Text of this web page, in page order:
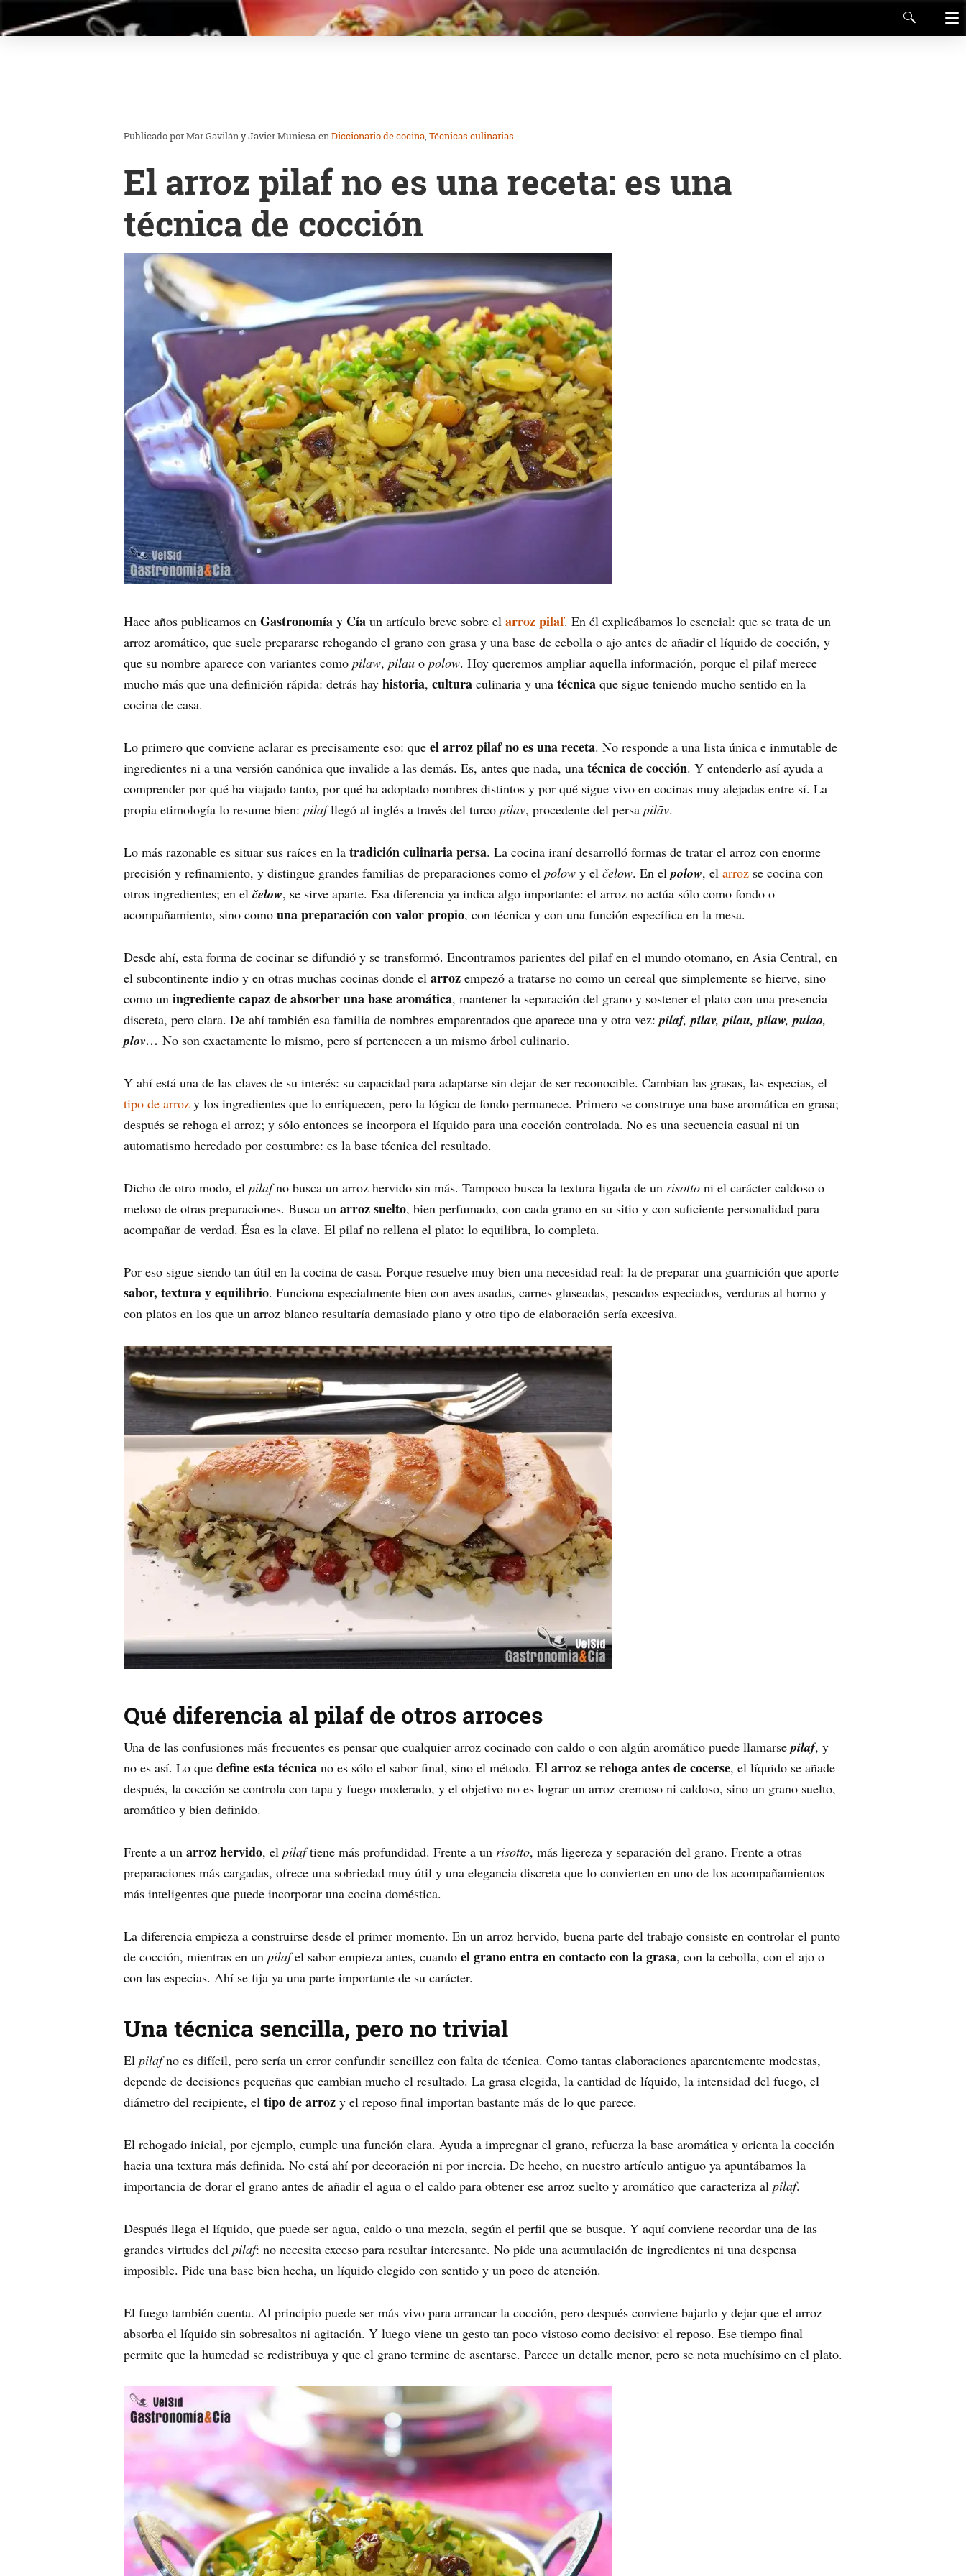
Mar Gavilán y Javier Muniesa enDiccionario de cocina Técnicas culinarias
El arroz pilaf no es una receta: es una
técnica de cocción
Hace años publicamos en Gastronomía y Cía un artículo breve sobre el arroz pilaf. En él explicábamos lo esencial: que se trata de un
arroz aromático, que suele prepararse rehogando el grano con grasa y una base de cebolla o ajo antes de añadir el líquido de cocción, y
que su nombre aparece con variantes como pilaw, pilau o polow. Hoy queremos ampliar aquella información, porque el pilaf merece
mucho más que una definición rápida: detrás hay historia, cultura culinaria y una técnica que sigue teniendo mucho sentido en la
cocina de casa.
Lo primero que conviene aclarar es precisamente eso: que el arroz pilaf no es una receta. No responde a una lista única e inmutable de
ingredientes ni a una versión canónica que invalide a las demás. Es, antes que nada, una técnica de cocción. Y entenderlo así ayuda a
comprender por qué ha viajado tanto, por qué ha adoptado nombres distintos y por qué sigue vivo en cocinas muy alejadas entre sí. La
propia etimología lo resume bien: pilafllegó al inglés a través del turco pilav, procedente del persa pilāv.
Lo más razonable es situar sus raíces en la tradición culinaria persa. La cocina iraní desarrolló formas de tratar el arroz con enorme
precisión y refinamiento, y distingue grandes familias de preparaciones como el polow y el čelow. En elpolow, el arroz se cocina con
otros ingredientes; en el čelow, se sirve aparte. Esa diferencia ya indica algo importante: el arroz no actúa sólo como fondo o
acompañamiento, sino como una preparación con valor propio, con técnica y con una función específica en la mesa.
Desde ahí, esta forma de cocinar se difundió y se transformó. Encontramos parientes del pilaf en el mundo otomano, en Asia Central, en
el subcontinente indio y en otras muchas cocinas donde el arroz empezó a tratarse no como un cereal que simplemente se hierve, sino
como un ingrediente capaz de absorber una base aromática, mantener la separación del grano y sostener el plato con una presencia
discreta, pero clara. De ahí también esa familia de nombres emparentados que aparece una y otra vez:pilaf, pilav, pilau, pilaw, pulao,
plov… No son exactamente lo mismo, pero sí pertenecen a un mismo árbol culinario.
Y ahí está una de las claves de su interés: su capacidad para adaptarse sin dejar de ser reconocible. Cambian las grasas, las especias, el
tipo de arroz y los ingredientes que lo enriquecen, pero la lógica de fondo permanece. Primero se construye una base aromática en grasa;
después se rehoga el arroz; y sólo entonces se incorpora el líquido para una cocción controlada. No es una secuencia casual ni un
automatismo heredado por costumbre: es la base técnica del resultado.
Dicho de otro modo, el pilafno busca un arroz hervido sin más. Tampoco busca la textura ligada de un risotto ni el carácter caldoso o
meloso de otras preparaciones. Busca un arroz suelto, bien perfumado, con cada grano en su sitio y con suficiente personalidad para
acompañar de verdad. Ésa es la clave. El pilaf no rellena el plato: lo equilibra, lo completa.
Por eso sigue siendo tan útil en la cocina de casa. Porque resuelve muy bien una necesidad real: la de preparar una guarnición que aporte
sabor, textura y equilibrio. Funciona especialmente bien con aves asadas, carnes glaseadas, pescados especiados, verduras al horno y
con platos en los que un arroz blanco resultaría demasiado plano y otro tipo de elaboración sería excesiva.
Qué diferencia al pilaf de otros arroces
Una de las confusiones más frecuentes es pensar que cualquier arroz cocinado con caldo o con algún aromático puede llamarsepilaf, y
no es así. Lo que define esta técnica no es sólo el sabor final, sino el método. El arroz se rehoga antes de cocerse, el líquido se añade
después, la cocción se controla con tapa y fuego moderado, y el objetivo no es lograr un arroz cremoso ni caldoso, sino un grano suelto,
aromático y bien definido.
Frente a un arroz hervido, el pilaftiene más profundidad. Frente a un risotto, más ligereza y separación del grano. Frente a otras
preparaciones más cargadas, ofrece una sobriedad muy útil y una elegancia discreta que lo convierten en uno de los acompañamientos
más inteligentes que puede incorporar una cocina doméstica.
La diferencia empieza a construirse desde el primer momento. En un arroz hervido, buena parte del trabajo consiste en controlar el punto
de cocción, mientras en un pilafel sabor empieza antes, cuando el grano entra en contacto con la grasa, con la cebolla, con el ajo o
con las especias. Ahí se fija ya una parte importante de su carácter.
Una técnica sencilla, pero no trivial
El pilafno es difícil, pero sería un error confundir sencillez con falta de técnica. Como tantas elaboraciones aparentemente modestas,
depende de decisiones pequeñas que cambian mucho el resultado. La grasa elegida, la cantidad de líquido, la intensidad del fuego, el
diámetro del recipiente, el tipo de arroz y el reposo final importan bastante más de lo que parece.
El rehogado inicial, por ejemplo, cumple una función clara. Ayuda a impregnar el grano, refuerza la base aromática y orienta la cocción
hacia una textura más definida. No está ahí por decoración ni por inercia. De hecho, en nuestro artículo antiguo ya apuntábamos la
importancia de dorar el grano antes de añadir el agua o el caldo para obtener ese arroz suelto y aromático que caracteriza al pilaf.
Después llega el líquido, que puede ser agua, caldo o una mezcla, según el perfil que se busque. Y aquí conviene recordar una de las
grandes virtudes del pilaf: no necesita exceso para resultar interesante. No pide una acumulación de ingredientes ni una despensa
imposible. Pide una base bien hecha, un líquido elegido con sentido y un poco de atención.
El fuego también cuenta. Al principio puede ser más vivo para arrancar la cocción, pero después conviene bajarlo y dejar que el arroz
absorba el líquido sin sobresaltos ni agitación. Y luego viene un gesto tan poco vistoso como decisivo: el reposo. Ese tiempo final
permite que la humedad se redistribuya y que el grano termine de asentarse. Parece un detalle menor, pero se nota muchísimo en el plato.